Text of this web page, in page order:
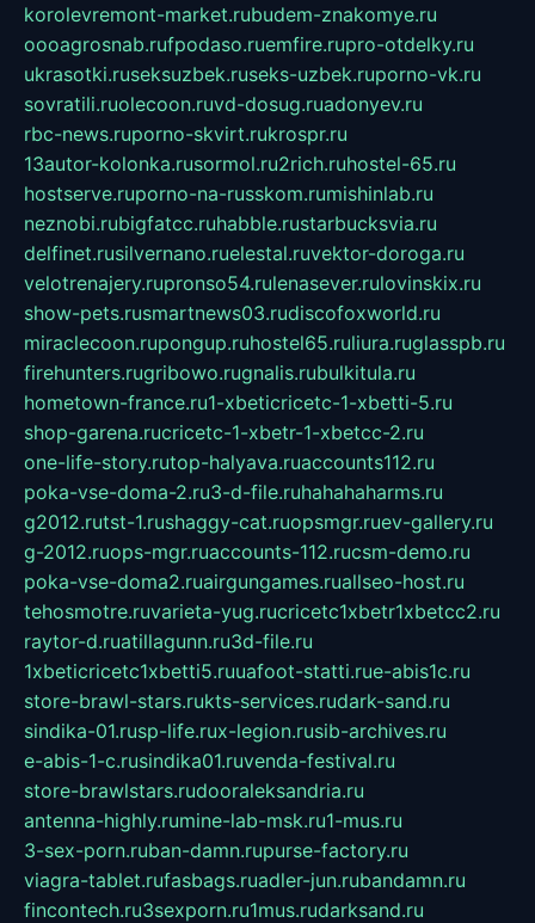
korolevremont-market.rubudem-znakomye.ru
oooagrosnab.rufpodaso.ruemfire.rupro-otdelky.ru
ukrasotki.ruseksuzbek.ruseks-uzbek.ruporno-vk.ru
sovratili.ruolecoon.ruvd-dosug.ruadonyev.ru
rbc-news.ruporno-skvirt.rukrospr.ru
13autor-kolonka.rusormol.ru2rich.ruhostel-65.ru
hostserve.ruporno-na-russkom.rumishinlab.ru
neznobi.rubigfatcc.ruhabble.rustarbucksvia.ru
delfinet.rusilvernano.ruelestal.ruvektor-doroga.ru
velotrenajery.rupronso54.rulenasever.rulovinskix.ru
show-pets.rusmartnews03.rudiscofoxworld.ru
miraclecoon.rupongup.ruhostel65.ruliura.ruglasspb.ru
firehunters.rugribowo.rugnalis.rubulkitula.ru
hometown-france.ru1-xbeticricetc-1-xbetti-5.ru
shop-garena.rucricetc-1-xbetr-1-xbetcc-2.ru
one-life-story.rutop-halyava.ruaccounts112.ru
poka-vse-doma-2.ru3-d-file.ruhahahaharms.ru
g2012.rutst-1.rushaggy-cat.ruopsmgr.ruev-gallery.ru
g-2012.ruops-mgr.ruaccounts-112.rucsm-demo.ru
poka-vse-doma2.ruairgungames.ruallseo-host.ru
tehosmotre.ruvarieta-yug.rucricetc1xbetr1xbetcc2.ru
raytor-d.ruatillagunn.ru3d-file.ru
1xbeticricetc1xbetti5.ruuafoot-statti.rue-abis1c.ru
store-brawl-stars.rukts-services.rudark-sand.ru
sindika-01.rusp-life.rux-legion.rusib-archives.ru
e-abis-1-c.rusindika01.ruvenda-festival.ru
store-brawlstars.rudooraleksandria.ru
antenna-highly.rumine-lab-msk.ru1-mus.ru
3-sex-porn.ruban-damn.rupurse-factory.ru
viagra-tablet.rufasbags.ruadler-jun.rubandamn.ru
fincontech.ru3sexporn.ru1mus.rudarksand.ru